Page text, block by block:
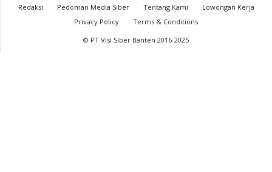
Redaksi Pedoman Media Siber Tentang Kami
Lowongan Kerja
Privacy Policy
Terms & Conditions
© PT Visi Siber Banten 2016-2025